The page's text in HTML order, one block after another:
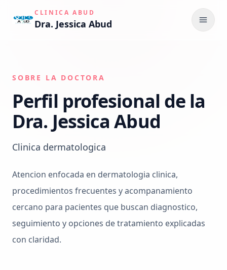
CLINICA ABUD
Dra. Jessica Abud Abrir
SOBRE LA DOCTORA
Perfil profesional de la
Dra. Jessica Abud
Clinica dermatologica
Atencion enfocada en dermatologia clinica,
procedimientos frecuentes y acompanamiento
cercano para pacientes que buscan diagnostico,
seguimiento y opciones de tratamiento explicadas
con claridad.